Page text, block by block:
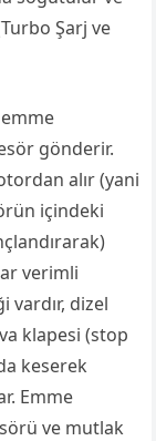
Şarj ve
gönderir.
alır (yani
içindeki
verimli
vardır, dizel
klapesi (stop
keserek
Emme
ve mutlak